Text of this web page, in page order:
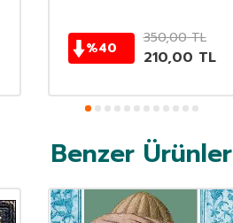
%40
350,00TL
210,00 TL
Benzer Ürünler